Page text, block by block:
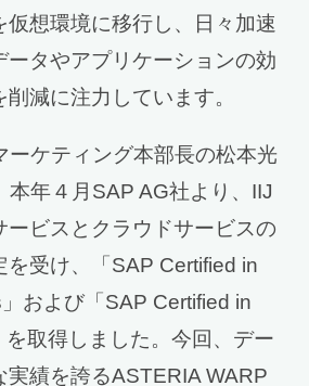
仮想環境に移行し、日々加速
ータやアプリケーションの効
減に注力しています。
ケティング本部長の松本光
本年４月SAP AG社より、IIJ
ービスとクラウドサービスの
を受け、「SAP Certified in
および「SAP Certified in
取得しました。今回、デー
実績を誇るASTERIA WARP